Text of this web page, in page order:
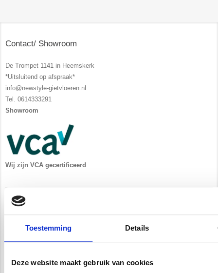
Toestemming Details
Deze website maakt gebruik van cookies
Contact/ Showroom
De Trompet 1141 in Heemskerk
*Uitsluitend op afspraak*
info@newstyle-gietvloeren.nl
Tel. 0614333291
Showroom
Wij zijn VCA gecertificeerd
Waarom kiest u voor Newstyle?
Uitgebreide service en begeleiding
Vrijblijvend advies in onze 250 m2 showroom